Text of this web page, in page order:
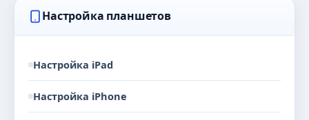
Настройка планшетов
Настройка iPad
Настройка iPhone